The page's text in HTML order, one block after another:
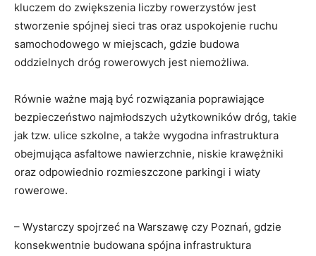
kluczem do zwiększenia liczby rowerzystów jest
stworzenie spójnej sieci tras oraz uspokojenie ruchu
samochodowego w miejscach, gdzie budowa
oddzielnych dróg rowerowych jest niemożliwa.
Równie ważne mają być rozwiązania poprawiające
bezpieczeństwo najmłodszych użytkowników dróg, takie
jak tzw. ulice szkolne, a także wygodna infrastruktura
obejmująca asfaltowe nawierzchnie, niskie krawężniki
oraz odpowiednio rozmieszczone parkingi i wiaty
rowerowe.
– Wystarczy spojrzeć na Warszawę czy Poznań, gdzie
konsekwentnie budowana spójna infrastruktura